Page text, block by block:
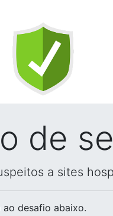
de
a sites
ao desafio abaixo.